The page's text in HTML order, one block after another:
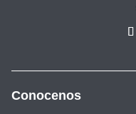
Conocenos